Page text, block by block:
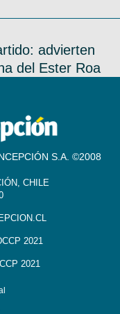
advierten
del Ester Roa
S.A. ©2008
CHILE
2021
2021